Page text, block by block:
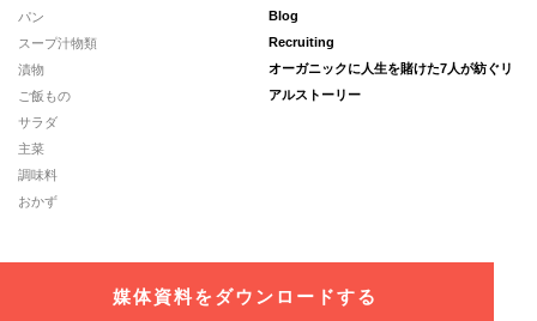
パン
スープ汁物類
漬物
ご飯もの
サラダ
主菜
調味料
おかず
Blog
Recruiting
オーガニックに人生を賭けた7人が紡ぐリ
アルストーリー
媒体資料をダウンロードする